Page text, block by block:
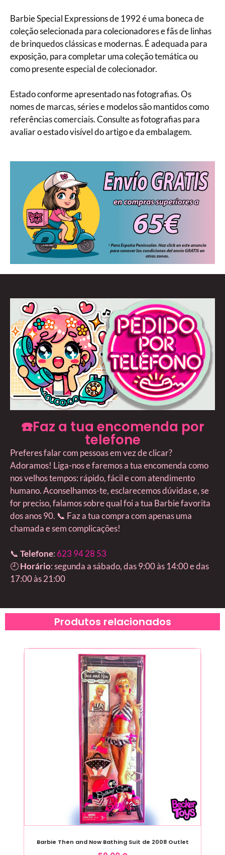
Barbie Special Expressions de 1992 é uma boneca de
coleção selecionada para colecionadores e fãs de linhas
de brinquedos clássicas e modernas. É adequada para
exposição, para completar uma coleção temática ou
como presente especial de colecionador.
Estado conforme apresentado nas fotografias. Os
nomes de marcas, séries e modelos são mantidos como
referências comerciais. Consulte as fotografias para
avaliar o estado visível do artigo e da embalagem.
☎️Faz a tua encomenda por
telefone
Preferes falar com pessoas em vez de clicar?
Adoramos! Liga-nos e faremos a tua encomenda como
nos velhos tempos: rápido, fácil e com atendimento
humano. Aconselhamos-te, esclarecemos dúvidas e, se
for preciso, falamos sobre qual foi a tua Barbie favorita
dos anos 90. 📞 Faz a tua compra com apenas uma
chamada e sem complicações!
📞 Telefone: 623 94 28 53
🕘Horário: segunda a sábado, das 9:00 às 14:00 e das
17:00 às 21:00
Produtos relacionados
Barbie Then and Now Bathing Suit de 2008 Outlet